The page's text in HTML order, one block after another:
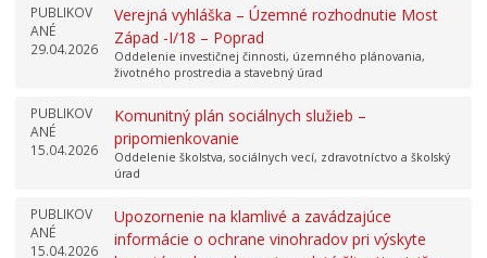
PUBLIKOV
ANÉ
29.04.2026
Verejná vyhláška – Územné rozhodnutie Most
Západ -I/18 – Poprad
Oddelenie investičnej činnosti, územného plánovania,
životného prostredia a stavebný úrad
PUBLIKOV
ANÉ
15.04.2026
Komunitný plán sociálnych služieb –
pripomienkovanie
Oddelenie školstva, sociálnych vecí, zdravotníctvo a školský
úrad
PUBLIKOV
ANÉ
15.04.2026
Upozornenie na klamlivé a zavádzajúce
informácie o ochrane vinohradov pri výskyte